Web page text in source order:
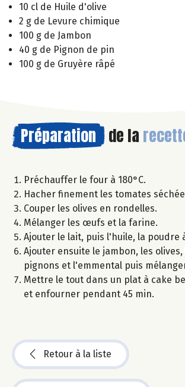
10 cl de Huile d'olive
2 g de Levure chimique
100 g de Jambon
40 g de Pignon de pin
100 g de Gruyère râpé
Préparation de la
Préchauffer le four à 180°C.
Hacher finement les tomates
Couper les olives en rondelles.
Mélanger les œufs et la farine.
Ajouter le lait, puis l'huile, la poudre
Ajouter ensuite le jambon, les
pignons et l'emmental puis
Mettre le tout dans un plat à cake
et enfourner pendant 45 min.
Retour à la liste